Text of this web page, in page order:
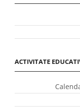
ACTIVITATE